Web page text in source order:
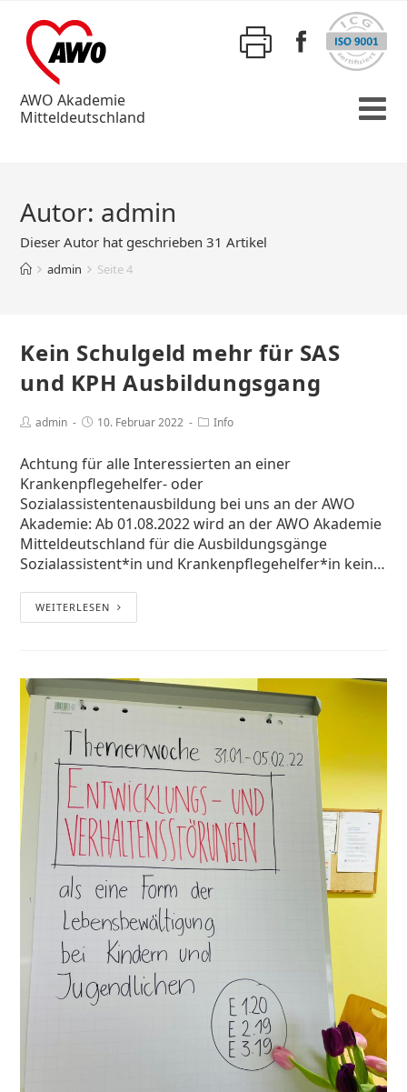
AWO Akademie
Mitteldeutschland
Autor: admin
Dieser Autor hat geschrieben 31 Artikel
admin Seite 4
Kein Schulgeld mehr für SAS
und KPH Ausbildungsgang
admin 10. Februar 2022 Info
Achtung für alle Interessierten an einer
Krankenpflegehelfer- oder
Sozialassistentenausbildung bei uns an der AWO
Akademie: Ab 01.08.2022 wird an der AWO Akademie
Mitteldeutschland für die Ausbildungsgänge
Sozialassistent*in und Krankenpflegehelfer*in kein…
WEITERLESEN